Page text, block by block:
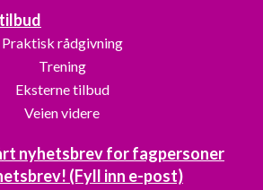
Praktisk rådgivning
Trening
Eksterne tilbud
Veien videre
nyhetsbrev for fagpersoner
(Fyll inn e-post)